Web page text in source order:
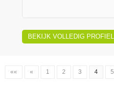
BEKIJK VOLLEDIG PROFIEL
«« « 1 2 3 4 5